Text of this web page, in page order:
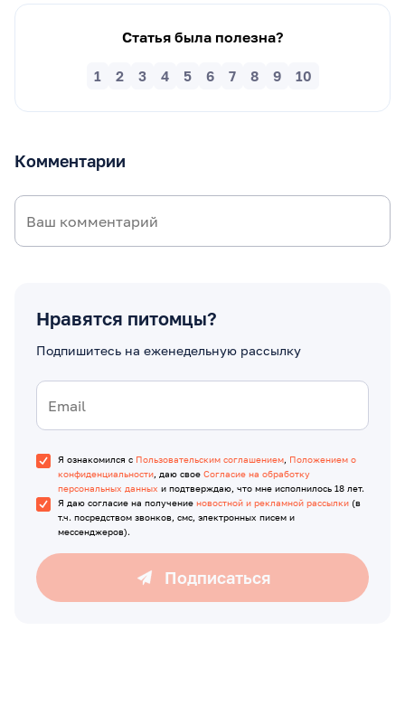
Статья была полезна?
10
9
8
7
6
5
4
3
2
1
Комментарии
Нравятся питомцы?
Подпишитесь на еженедельную рассылку
Я ознакомился с Пользовательским соглашением, Положением о
конфиденциальности, даю свое Согласие на обработку
персональных данных и подтверждаю, что мне исполнилось 18 лет.
Я даю согласие на получение новостной и рекламной рассылки (в
т.ч. посредством звонков, смс, электронных писем и
мессенджеров).
Подписаться